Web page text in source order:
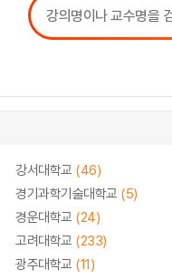
수강확인증강의
강서대학교 (46)
경기과학기술대학교 (5)
경운대학교 (24)
고려대학교 (233)
광주대학교 (11)